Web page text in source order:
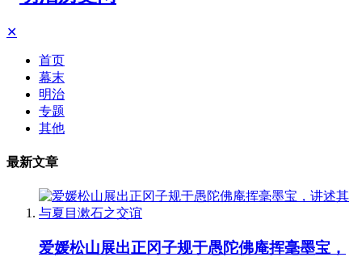
✕
首页
幕末
明治
专题
其他
最新文章
爱媛松山展出正冈子规于愚陀佛庵挥毫墨宝，